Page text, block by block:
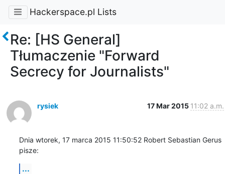
Hackerspace.pl Lists
Re: [HS General]
Tłumaczenie "Forward
Secrecy for Journalists"
rysiek 17 Mar 2015 11:02 a.m.
Dnia wtorek, 17 marca 2015 11:50:52 Robert Sebastian Gerus
pisze:
...